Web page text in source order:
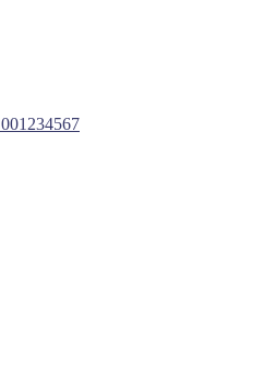
001234567